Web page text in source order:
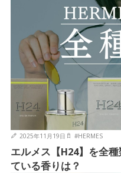
2025年11月19日 #HERMES
エルメス【H24】を全
ている香りは？